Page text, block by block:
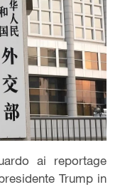
ai reportage
Trump in